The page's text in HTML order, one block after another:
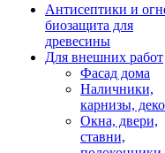
Антисептики и
биозащита для
древесины
Для внешних работ
Фасад дома
Наличники,
карнизы,
Окна, двери,
ставни,